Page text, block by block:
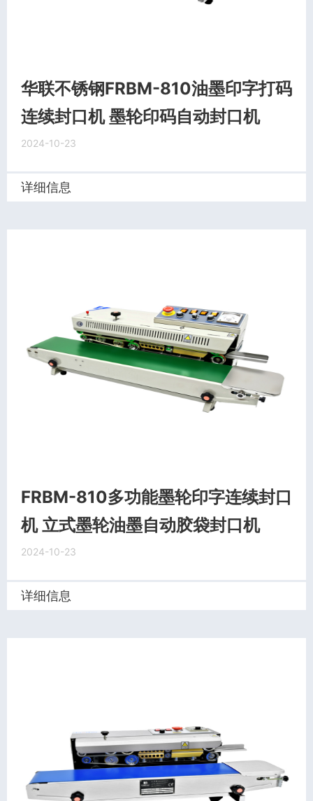
华联不锈钢FRBM-810油墨印字打码
连续封口机 墨轮印码自动封口机
2024-10-23
详细信息
FRBM-810多功能墨轮印字连续封口
机 立式墨轮油墨自动胶袋封口机
2024-10-23
详细信息